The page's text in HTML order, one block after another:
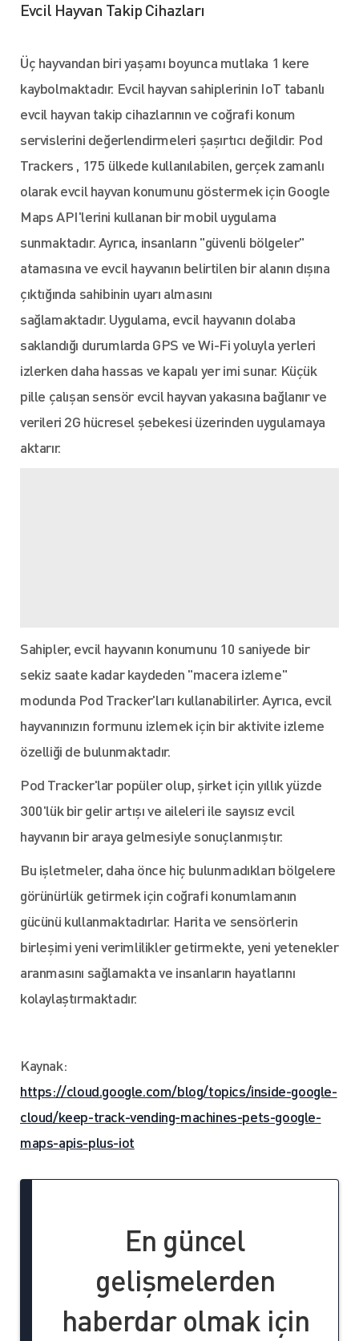
Evcil Hayvan Takip Cihazları
Üç hayvandan biri yaşamı boyunca mutlaka 1 kere
kaybolmaktadır. Evcil hayvan sahiplerinin IoT tabanlı
evcil hayvan takip cihazlarının ve coğrafi konum
servislerini değerlendirmeleri şaşırtıcı değildir. Pod
Trackers , 175 ülkede kullanılabilen, gerçek zamanlı
olarak evcil hayvan konumunu göstermek için Google
Maps API'lerini kullanan bir mobil uygulama
sunmaktadır. Ayrıca, insanların "güvenli bölgeler"
atamasına ve evcil hayvanın belirtilen bir alanın dışına
çıktığında sahibinin uyarı almasını
sağlamaktadır. Uygulama, evcil hayvanın dolaba
saklandığı durumlarda GPS ve Wi-Fi yoluyla yerleri
izlerken daha hassas ve kapalı yer imi sunar. Küçük
pille çalışan sensör evcil hayvan yakasına bağlanır ve
verileri 2G hücresel şebekesi üzerinden uygulamaya
aktarır.
Sahipler, evcil hayvanın konumunu 10 saniyede bir
sekiz saate kadar kaydeden "macera izleme"
modunda Pod Tracker'ları kullanabilirler. Ayrıca, evcil
hayvanınızın formunu izlemek için bir aktivite izleme
özelliği de bulunmaktadır.
Pod Tracker'lar popüler olup, şirket için yıllık yüzde
300'lük bir gelir artışı ve aileleri ile sayısız evcil
hayvanın bir araya gelmesiyle sonuçlanmıştır.
Bu işletmeler, daha önce hiç bulunmadıkları bölgelere
görünürlük getirmek için coğrafi konumlamanın
gücünü kullanmaktadırlar. Harita ve sensörlerin
birleşimi yeni verimlilikler getirmekte, yeni yetenekler
aranmasını sağlamakta ve insanların hayatlarını
kolaylaştırmaktadır.
Kaynak:
https://cloud.google.com/blog/topics/inside-google-
cloud/keep-track-vending-machines-pets-google-
maps-apis-plus-iot
En güncel
gelişmelerden
haberdar olmak için